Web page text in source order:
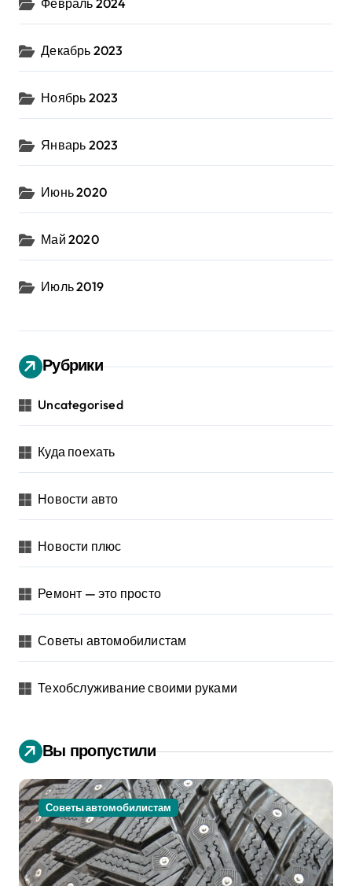
Февраль 2024
Декабрь 2023
Ноябрь 2023
Январь 2023
Июнь 2020
Май 2020
Июль 2019
Рубрики
Uncategorised
Куда поехать
Новости авто
Новости плюс
Ремонт — это просто
Советы автомобилистам
Техобслуживание своими руками
Вы пропустили
Советы автомобилистам